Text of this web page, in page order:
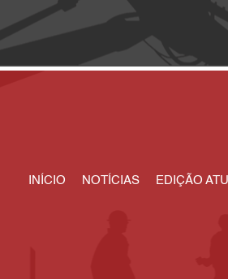
INÍCIO NOTÍCIAS EDIÇÃO